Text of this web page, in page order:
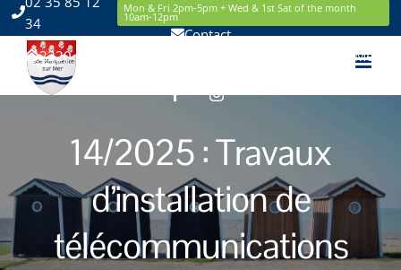
Skip
to
content
34
Mon & Fri 2pm-5pm + Wed & 1st Sat of the month
10am-12pm
Contact
2220 Route de la Mer 76119 Sainte Marguerite sur Mer
FacebookInstagram
14/2025 : Travaux
d’installation de
télécommunications